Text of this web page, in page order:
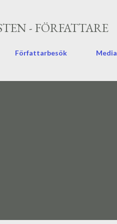
- FÖRFATTARE
Författarbesök Media